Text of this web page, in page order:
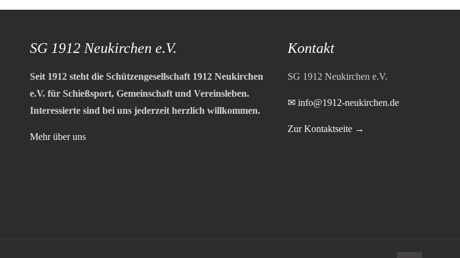
SG 1912 Neukirchen e.V.
Seit 1912 steht die Schützengesellschaft 1912 Neukirchen
e.V. für Schießsport, Gemeinschaft und Vereinsleben.
Interessierte sind bei uns jederzeit herzlich willkommen.
Mehr über uns
Kontakt
SG 1912 Neukirchen e.V.
✉ info@1912-neukirchen.de
Zur Kontaktseite →